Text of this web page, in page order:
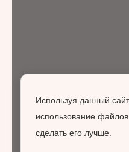
Используя данный
использование
сделать его лучше.